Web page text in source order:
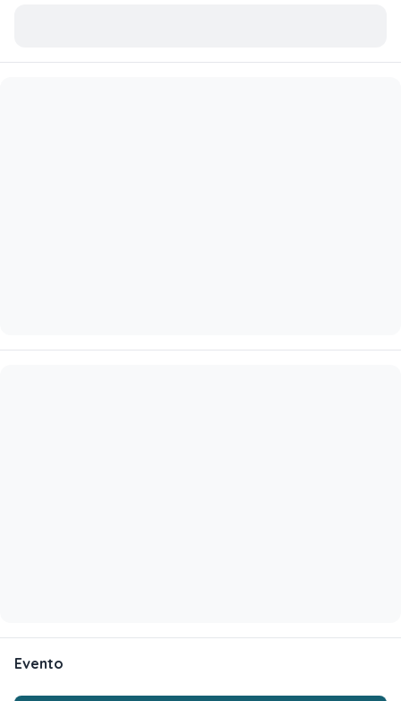
Evento